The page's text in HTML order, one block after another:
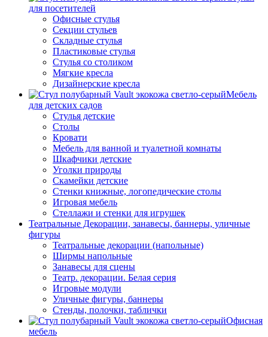
для посетителей
Офисные стулья
Секции стульев
Складные стулья
Пластиковые стулья
Стулья со столиком
Мягкие кресла
Дизайнерские кресла
Мебель
для детских садов
Стулья детские
Столы
Кровати
Мебель для ванной и туалетной комнаты
Шкафчики детские
Уголки природы
Скамейки детские
Стенки книжные, логопедические столы
Игровая мебель
Стеллажи и стенки для игрушек
Театральные Декорации, занавесы, баннеры, уличные
фигуры
Театральные декорации (напольные)
Ширмы напольные
Занавесы для сцены
Театр. декорации. Белая серия
Игровые модули
Уличные фигуры, баннеры
Стенды, полочки, таблички
Офисная
мебель